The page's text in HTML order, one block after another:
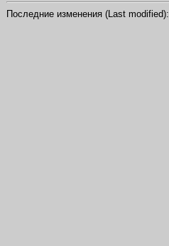
Последние изменения (Last modified):